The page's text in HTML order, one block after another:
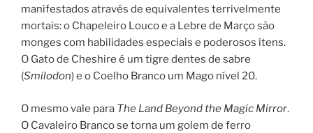
manifestados através de equivalentes terrivelmente
mortais: o Chapeleiro Louco e a Lebre de Março são
monges com habilidades especiais e poderosos itens.
O Gato de Cheshire é um tigre dentes de sabre
(Smilodon) e o Coelho Branco um Mago nível 20.
O mesmo vale para The Land Beyond the Magic Mirror.
O Cavaleiro Branco se torna um golem de ferro